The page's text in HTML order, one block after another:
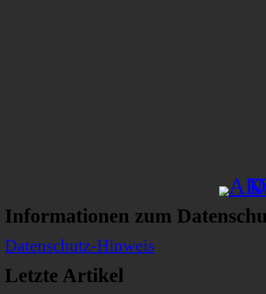
Informationen zum
Datenschutz-Hinweis
Letzte Artikel